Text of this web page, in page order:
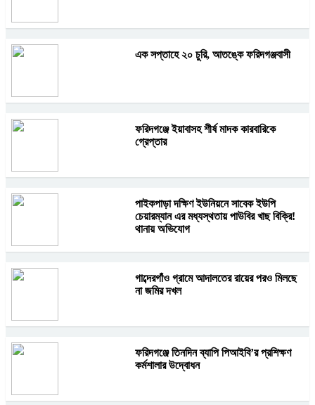
এক সপ্তাহে ২০ চুরি, আতঙ্কে ফরিদগঞ্জবাসী
ফরিদগঞ্জে ইয়াবাসহ শীর্ষ মাদক কারবারিকে
গ্রেপ্তার
পাইকপাড়া দক্ষিণ ইউনিয়নে সাবেক ইউপি
চেয়ারম্যান এর মধ্যস্থতায় পাউবির খাছ বিক্রি!
থানায় অভিযোগ
গাব্দেরগাঁও গ্রামে আদালতের রায়ের পরও মিলছে
না জমির দখল
ফরিদগঞ্জে তিনদিন ব্যাপি পিআইবি’র প্রশিক্ষণ
কর্মশালার উদ্বোধন